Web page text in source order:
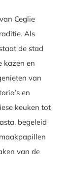
Ceglie
Als
de stad
kazen en
van
en
keuken tot
begeleid
van de